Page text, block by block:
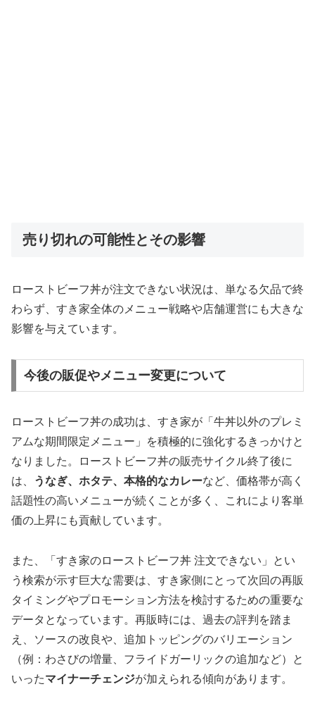
売り切れの可能性とその影響
ローストビーフ丼が注文できない状況は、単なる欠品で終
わらず、すき家全体のメニュー戦略や店舗運営にも大きな
影響を与えています。
今後の販促やメニュー変更について
ローストビーフ丼の成功は、すき家が「牛丼以外のプレミ
アムな期間限定メニュー」を積極的に強化するきっかけと
なりました。ローストビーフ丼の販売サイクル終了後に
は、
うなぎ、ホタテ、本格的なカレーなど、価格帯が高く
話題性の高いメニューが続くことが多く、これにより客単
価の上昇にも貢献しています。
また、「すき家のローストビーフ丼 注文できない」とい
う検索が示す巨大な需要は、すき家側にとって次回の再販
タイミングやプロモーション方法を検討するための重要な
データとなっています。再販時には、過去の評判を踏ま
え、ソースの改良や、追加トッピングのバリエーション
（例：わさびの増量、フライドガーリックの追加など）と
いったマイナーチェンジが加えられる傾向があります。